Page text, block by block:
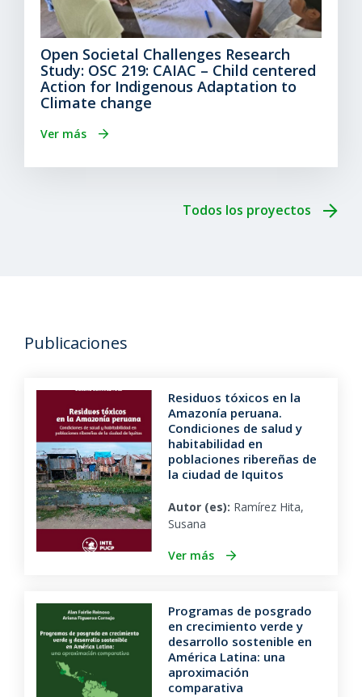
Open Societal Challenges Research
Study: OSC 219: CAIAC – Child centered
Action for Indigenous Adaptation to
Climate change
Ver más
Todos los proyectos
Publicaciones
Residuos tóxicos en la
Amazonía peruana.
Condiciones de salud y
habitabilidad en
poblaciones ribereñas de
la ciudad de Iquitos
Autor (es): Ramírez Hita,
Susana
Ver más
Programas de posgrado
en crecimiento verde y
desarrollo sostenible en
América Latina: una
aproximación
comparativa